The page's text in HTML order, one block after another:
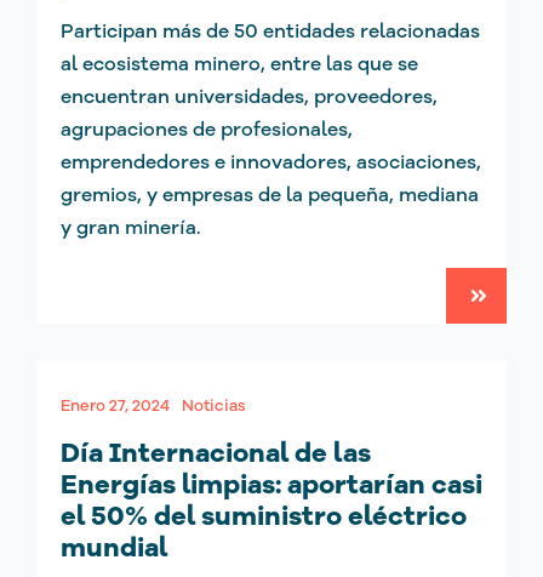
Participan más de 50 entidades relacionadas
al ecosistema minero, entre las que se
encuentran universidades, proveedores,
agrupaciones de profesionales,
emprendedores e innovadores, asociaciones,
gremios, y empresas de la pequeña, mediana
y gran minería.
Enero 27, 2024 Noticias
Día Internacional de las
Energías limpias: aportarían casi
el 50% del suministro eléctrico
mundial